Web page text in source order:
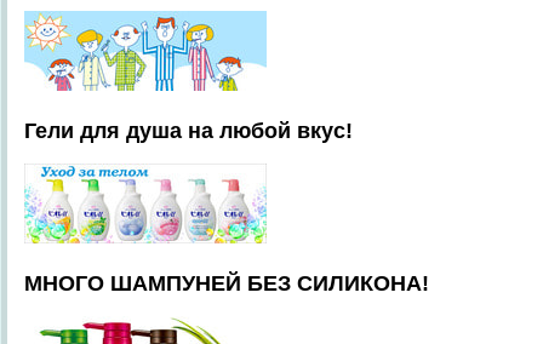
Гели для душа на любой вкус!
МНОГО ШАМПУНЕЙ БЕЗ СИЛИКОНА!